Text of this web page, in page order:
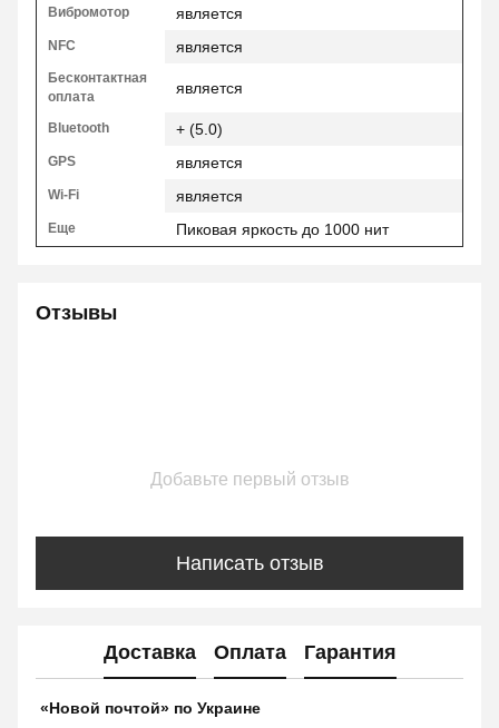
Вибромотор является
NFC является
Бесконтактная
оплата
является
Bluetooth + (5.0)
GPS является
Wi-Fi является
Еще Пиковая яркость до 1000 нит
Отзывы
Добавьте первый отзыв
Написать отзыв
Доставка Оплата Гарантия
«Новой почтой» по Украине